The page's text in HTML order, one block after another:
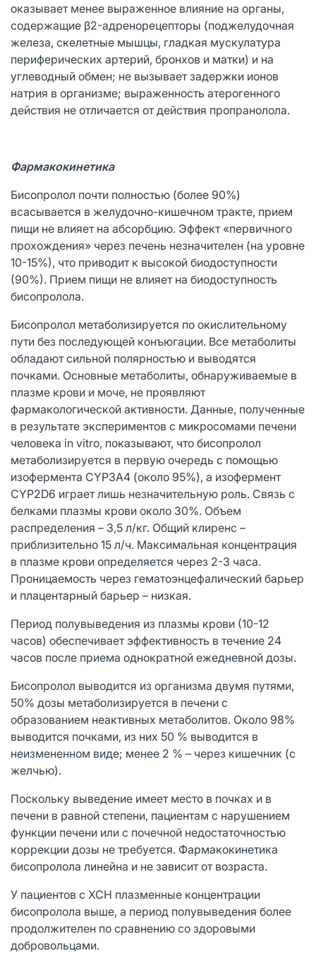
оказывает менее выраженное влияние на органы,
содержащие β2-адренорецепторы (поджелудочная
железа, скелетные мышцы, гладкая мускулатура
периферических артерий, бронхов и матки) и на
углеводный обмен; не вызывает задержки ионов
натрия в организме; выраженность атерогенного
действия не отличается от действия пропранолола.
Фармакокинетика
Бисопролол почти полностью (более 90%)
всасывается в желудочно-кишечном тракте, прием
пищи не влияет на абсорбцию. Эффект «первичного
прохождения» через печень незначителен (на уровне
10-15%), что приводит к высокой биодоступности
(90%). Прием пищи не влияет на биодоступность
бисопролола.
Бисопролол метаболизируется по окислительному
пути без последующей конъюгации. Все метаболиты
обладают сильной полярностью и выводятся
почками. Основные метаболиты, обнаруживаемые в
плазме крови и моче, не проявляют
фармакологической активности. Данные, полученные
в результате экспериментов с микросомами печени
человека in vitro, показывают, что бисопролол
метаболизируется в первую очередь с помощью
изофермента CYP3A4 (около 95%), а изофермент
CYP2D6 играет лишь незначительную роль. Связь с
белками плазмы крови около 30%. Объем
распределения – 3,5 л/кг. Общий клиренс –
приблизительно 15 л/ч. Максимальная концентрация
в плазме крови определяется через 2-3 часа.
Проницаемость через гематоэнцефалический барьер
и плацентарный барьер – низкая.
Период полувыведения из плазмы крови (10-12
часов) обеспечивает эффектив­ность в течение 24
часов после приема однократной ежедневной дозы.
Бисопролол выводится из организма двумя путями,
50% дозы метаболизируется в печени с
образованием неактивных метаболитов. Около 98%
выводится почками, из них 50 % выводится в
неизмененном виде; менее 2 % – через кишечник (с
желчью).
Поскольку выведение имеет место в почках и в
печени в равной степени, пациентам с нарушением
функции печени или с почечной недостаточностью
коррекции дозы не требуется. Фармакокинетика
бисопролола линейна и не зависит от возраста.
У пациентов с ХСН плазменные концентрации
бисопролола выше, а период полувыведения более
продолжителен по сравнению со здоровыми
добровольца­ми.